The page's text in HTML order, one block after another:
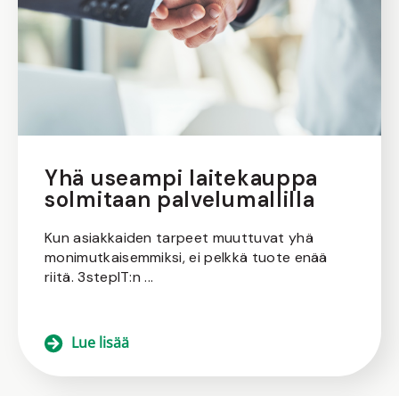
Yhä useampi laitekauppa
solmitaan palvelumallilla
Kun asiakkaiden tarpeet muuttuvat yhä
monimutkaisemmiksi, ei pelkkä tuote enää
riitä. 3stepIT:n ...
Lue lisää